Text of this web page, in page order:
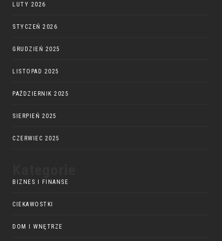
LUTY 2026
STYCZEŃ 2026
GRUDZIEŃ 2025
LISTOPAD 2025
PAŹDZIERNIK 2025
SIERPIEŃ 2025
CZERWIEC 2025
BIZNES I FINANSE
CIEKAWOSTKI
DOM I WNĘTRZE